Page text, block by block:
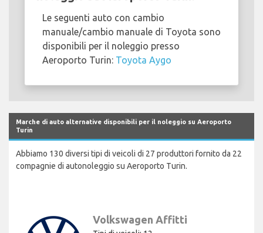
Le seguenti auto con cambio
manuale/cambio manuale di Toyota sono
disponibili per il noleggio presso
Aeroporto Turin: Toyota Aygo
Marche di auto alternative disponibili per il noleggio su Aeroporto
Turin
Abbiamo 130 diversi tipi di veicoli di 27 produttori fornito da 22
compagnie di autonoleggio su Aeroporto Turin.
Volkswagen Affitti